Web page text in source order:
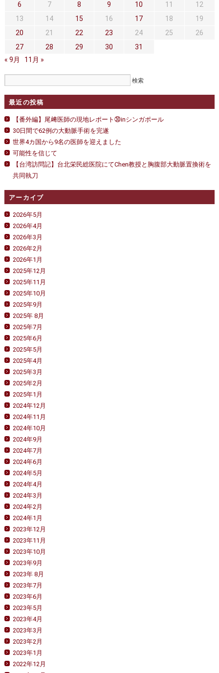
セカンドオピニオン 治療費について
正しい病院の選び方
外来予約をされた方へ
採用・医療関係の方へ
私どもの特色 治療目的と治療対象
手術概要 ご紹介いただく場合
医師募集情報 ドクターカー
トピックス一覧
アーカイブ
6
7 8 9 10 11
12
13
14 15 16 17 18
19
20
21 22 23 24 25
26
27
28 29 30
31
« 9月
11月 »
最近の投稿
【番外編】尾﨑医師の現地レポート㉚inシンガポール
30日間で62例の大動脈手術を完遂
世界4カ国から9名の医師を迎えました
可能性を信じて
【台湾訪問記】台北栄民総医院にてChen教授と胸腹部大動脈置換術を
共同執刀
アーカイブ
2026年5月
2026年4月
2026年3月
2026年2月
2026年1月
2025年12月
2025年11月
2025年10月
2025年9月
2025年 8月
2025年7月
2025年6月
2025年5月
2025年4月
2025年3月
2025年2月
2025年1月
2024年12月
2024年11月
2024年10月
2024年9月
2024年7月
2024年6月
2024年5月
2024年4月
2024年3月
2024年2月
2024年1月
2023年12月
2023年11月
2023年10月
2023年9月
2023年 8月
2023年7月
2023年6月
2023年5月
2023年4月
2023年3月
2023年2月
2023年1月
2022年12月